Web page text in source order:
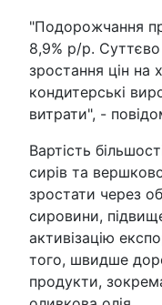
"Подорожчання
8,9% р/р.
зростання цін на
кондитерські
витрати", -
Вартість
сирів та
зростати через
сировини,
активізацію
того, швидше
продукти,